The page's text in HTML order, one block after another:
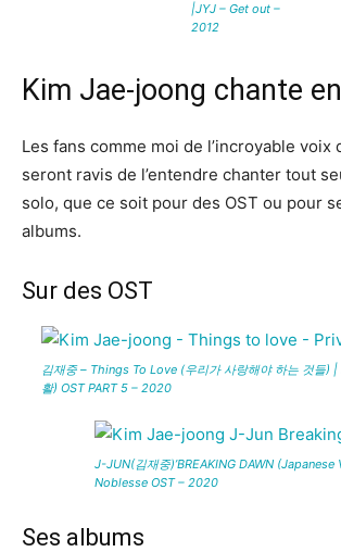
|JYJ – Get out –
2012
Kim Jae-joong chante
Les fans comme moi de l’incroyable voix
seront ravis de l’entendre chanter tout
solo, que ce soit pour des OST ou pour
albums.
Sur des OST
김재중 – Things To Love (우리가 사랑해야 하는 것들)
활) OST PART 5 – 2020
J-JUN(김재중)’BREAKING DAWN (Japanese
Noblesse OST – 2020
Ses albums